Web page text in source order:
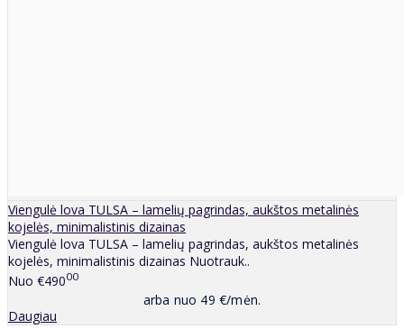
Viengulė lova TULSA – lamelių pagrindas, aukštos metalinės
kojelės, minimalistinis dizainas
Viengulė lova TULSA – lamelių pagrindas, aukštos metalinės
kojelės, minimalistinis dizainas Nuotrauk..
Nuo €49000
arba nuo 49 €/mėn.
Daugiau